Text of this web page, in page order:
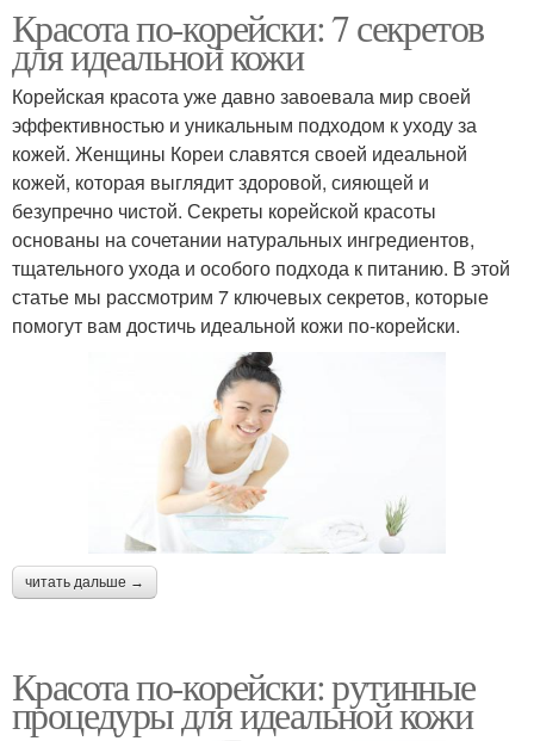
Красота по-корейски: 7 секретов
для идеальной кожи
Корейская красота уже давно завоевала мир своей
эффективностью и уникальным подходом к уходу за
кожей. Женщины Кореи славятся своей идеальной
кожей, которая выглядит здоровой, сияющей и
безупречно чистой. Секреты корейской красоты
основаны на сочетании натуральных ингредиентов,
тщательного ухода и особого подхода к питанию. В этой
статье мы рассмотрим 7 ключевых секретов, которые
помогут вам достичь идеальной кожи по-корейски.
читать дальше →
Красота по-корейски: рутинные
процедуры для идеальной кожи